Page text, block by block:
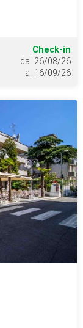
Check-in
dal 26/08/26
al 16/09/26